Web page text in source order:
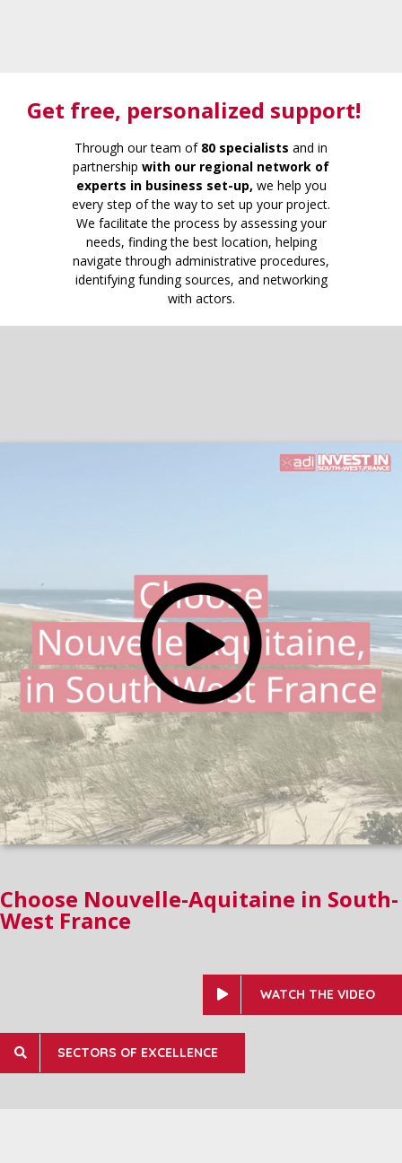
Get free, personalized support!
Through our team of 80 specialists and in
partnership with our regional network of
experts in business set-up, we help you
every step of the way to set up your project.
We facilitate the process by assessing your
needs, finding the best location, helping
navigate through administrative procedures,
identifying funding sources, and networking
with actors.
Choose Nouvelle-Aquitaine in South-
West France
WATCH THE VIDEO
SECTORS OF EXCELLENCE